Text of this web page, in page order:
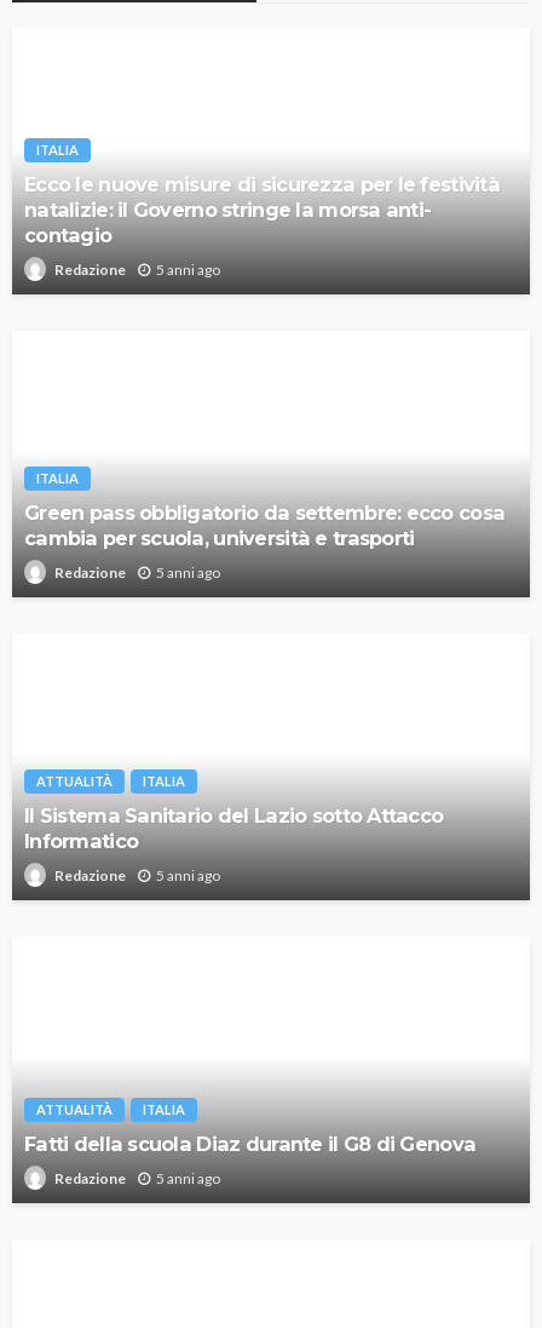
ITALIA
Ecco le nuove misure di sicurezza per le festività
natalizie: il Governo stringe la morsa anti-
contagio
Redazione 5 anni ago
ITALIA
Green pass obbligatorio da settembre: ecco cosa
cambia per scuola, università e trasporti
Redazione 5 anni ago
ATTUALITÀ ITALIA
Il Sistema Sanitario del Lazio sotto Attacco
Informatico
Redazione 5 anni ago
ATTUALITÀ ITALIA
Fatti della scuola Diaz durante il G8 di Genova
Redazione 5 anni ago